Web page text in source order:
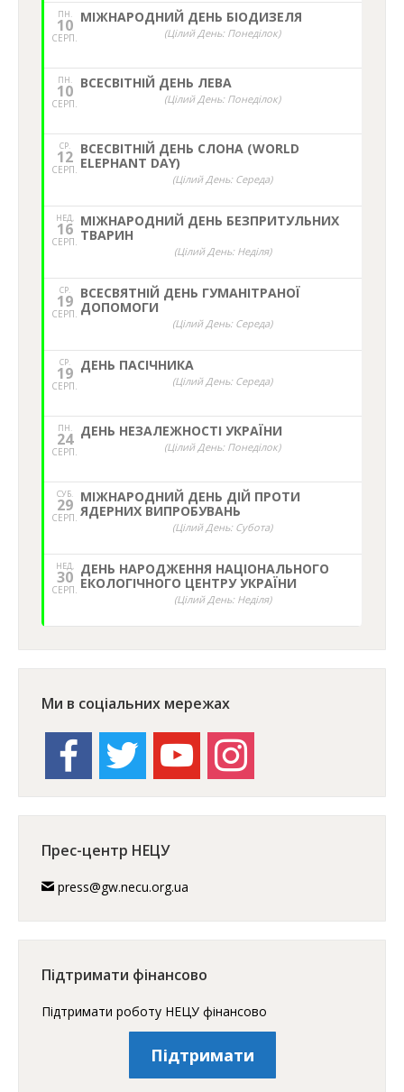
ПН.
10
СЕРП.
МІЖНАРОДНИЙ ДЕНЬ БІОДИЗЕЛЯ
(Цілий День: Понеділок)
ПН.
10
СЕРП.
ВСЕСВІТНІЙ ДЕНЬ ЛЕВА
(Цілий День: Понеділок)
СР.
12
СЕРП.
ВСЕСВІТНІЙ ДЕНЬ СЛОНА (WORLD
ELEPHANT DAY)
(Цілий День: Середа)
НЕД,
16
СЕРП.
МІЖНАРОДНИЙ ДЕНЬ БЕЗПРИТУЛЬНИХ
ТВАРИН
(Цілий День: Неділя)
СР.
19
СЕРП.
ВСЕСВЯТНІЙ ДЕНЬ ГУМАНІТРАНОЇ
ДОПОМОГИ
(Цілий День: Середа)
СР.
19
СЕРП.
ДЕНЬ ПАСІЧНИКА
(Цілий День: Середа)
ПН.
24
СЕРП.
ДЕНЬ НЕЗАЛЕЖНОСТІ УКРАЇНИ
(Цілий День: Понеділок)
СУБ.
29
СЕРП.
МІЖНАРОДНИЙ ДЕНЬ ДІЙ ПРОТИ
ЯДЕРНИХ ВИПРОБУВАНЬ
(Цілий День: Субота)
НЕД,
30
СЕРП.
ДЕНЬ НАРОДЖЕННЯ НАЦІОНАЛЬНОГО
ЕКОЛОГІЧНОГО ЦЕНТРУ УКРАЇНИ
(Цілий День: Неділя)
Ми в соціальних мережах
facebook twitter youtube instagram
Прес-центр НЕЦУ
press@gw.necu.org.ua
Підтримати фінансово
Підтримати роботу НЕЦУ фінансово
Підтримати